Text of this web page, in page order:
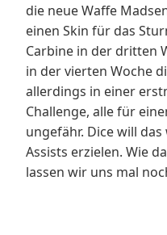
die neue Waffe
einen Skin für das
Carbine in der dritten
in der vierten Woche
allerdings in einer
Challenge, alle für
ungefähr. Dice will
Assists erzielen. Wie
lassen wir uns mal